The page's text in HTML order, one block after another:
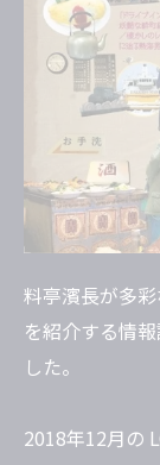
料亭濱長が多
を紹介する情
した。
2018年12月の